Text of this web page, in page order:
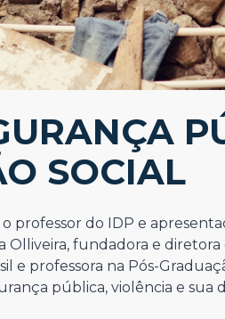
SOCIAL
professor do IDP e
Olliveira, fundadora e
professora na Pós-
pública, violência e sua